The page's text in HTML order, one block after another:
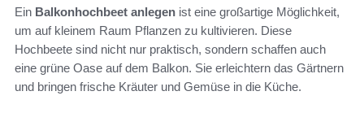
Ein Balkonhochbeet anlegen ist eine großartige Möglichkeit,
um auf kleinem Raum Pflanzen zu kultivieren. Diese
Hochbeete sind nicht nur praktisch, sondern schaffen auch
eine grüne Oase auf dem Balkon. Sie erleichtern das Gärtnern
und bringen frische Kräuter und Gemüse in die Küche.